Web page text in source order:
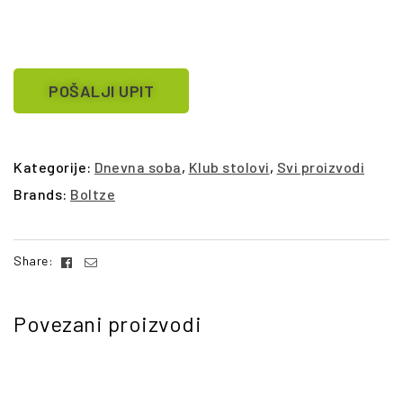
POŠALJI UPIT
Kategorije: Dnevna soba, Klub stolovi, Svi proizvodi
Brands: Boltze
Share: Facebook
Email
Povezani proizvodi